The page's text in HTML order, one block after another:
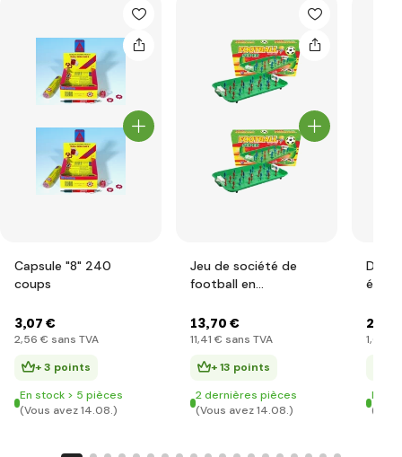
Capsule "8" 240
coups
3,07 €
2,56 € sans TVA
+ 3 points
En stock > 5 pièces
(Vous avez 14.08.)
Jeu de société de
football en
13,70 €
11,41 € sans TVA
+ 13 points
2 dernières pièces
(Vous avez 14.08.)
boîte
2
1,67 €
En